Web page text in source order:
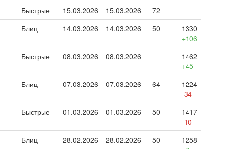
Быстрые 15.03.2026 15.03.2026
72
Блиц 14.03.2026 14.03.2026 50
1330
+106
Быстрые 08.03.2026 08.03.2026
1462
+45
Блиц 07.03.2026 07.03.2026 64
1224
-34
Быстрые 01.03.2026 01.03.2026 50
1417
-10
Блиц 28.02.2026 28.02.2026 50
1258